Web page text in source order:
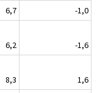
6,7
-1,0
6,2
-1,6
8,3
1,6